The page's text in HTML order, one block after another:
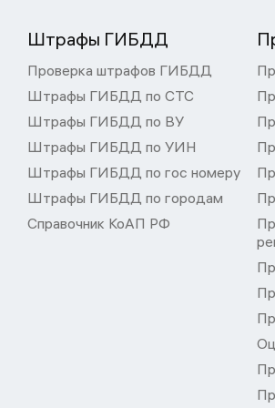
Штрафы ГИБДД
Проверка штрафов ГИБДД
Штрафы ГИБДД по СТС
Штрафы ГИБДД по ВУ
Штрафы ГИБДД по УИН
Штрафы ГИБДД по гос номеру
Штрафы ГИБДД по городам
Справочник КоАП РФ